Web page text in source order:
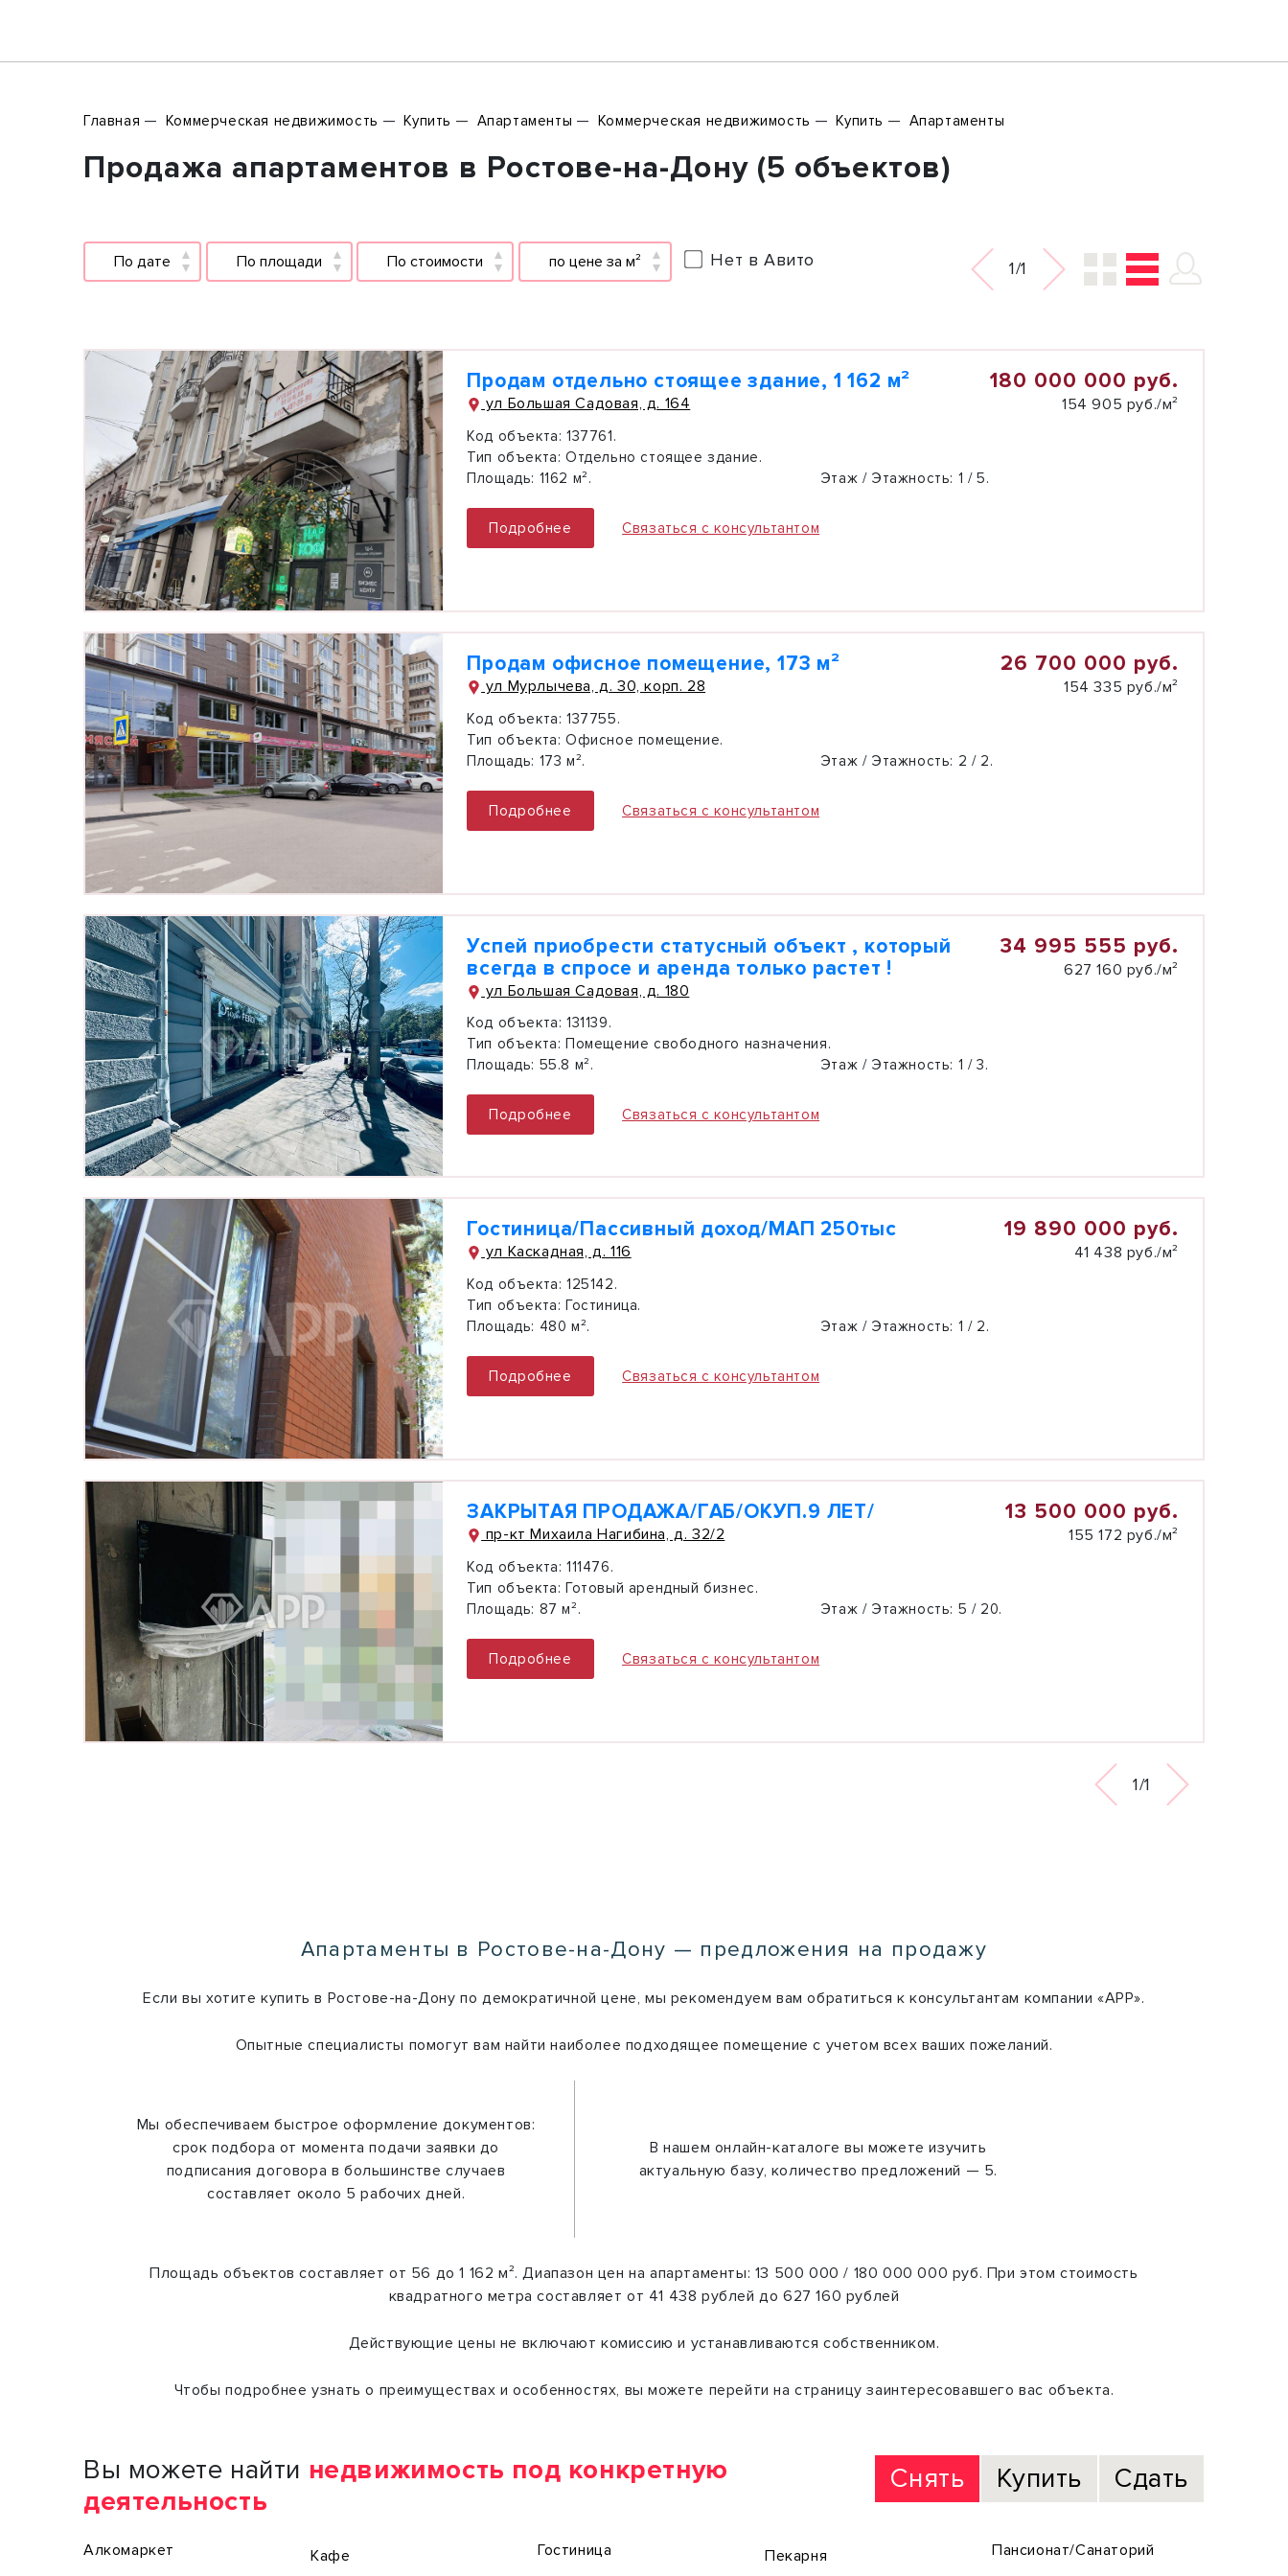
Главная Коммерческая недвижимость Купить Апартаменты Коммерческая недвижимость Купить Апартаменты
Продажа апартаментов в Ростове-на-Дону (5 объектов)
По дате По площади По стоимости по цене за м² Нет в Авито 1/1
Продам отдельно стоящее здание, 1 162 м²
ул Большая Садовая, д. 164
180 000 000 руб.
154 905 руб./м²
Код объекта: 137761.
Тип объекта: Отдельно стоящее здание.
Площадь: 1162 м². Этаж / Этажность: 1 / 5.
Подробнее Связаться с консультантом
Продам офисное помещение, 173 м²
ул Мурлычева, д. 30, корп. 28
26 700 000 руб.
154 335 руб./м²
Код объекта: 137755.
Тип объекта: Офисное помещение.
Площадь: 173 м². Этаж / Этажность: 2 / 2.
Подробнее Связаться с консультантом
Успей приобрести статусный объект , который
всегда в спросе и аренда только растет !
ул Большая Садовая, д. 180
34 995 555 руб.
627 160 руб./м²
Код объекта: 131139.
Тип объекта: Помещение свободного назначения.
Площадь: 55.8 м². Этаж / Этажность: 1 / 3.
Подробнее Связаться с консультантом
Гостиница/Пассивный доход/МАП 250тыс
ул Каскадная, д. 116
19 890 000 руб.
41 438 руб./м²
Код объекта: 125142.
Тип объекта: Гостиница.
Площадь: 480 м². Этаж / Этажность: 1 / 2.
Подробнее Связаться с консультантом
ЗАКРЫТАЯ ПРОДАЖА/ГАБ/ОКУП.9 ЛЕТ/
пр-кт Михаила Нагибина, д. 32/2
13 500 000 руб.
155 172 руб./м²
Код объекта: 111476.
Тип объекта: Готовый арендный бизнес.
Площадь: 87 м². Этаж / Этажность: 5 / 20.
Подробнее Связаться с консультантом
1/1
Апартаменты в Ростове-на-Дону — предложения на продажу
Если вы хотите купить в Ростове-на-Дону по демократичной цене, мы рекомендуем вам обратиться к консультантам компании «АРР».
Опытные специалисты помогут вам найти наиболее подходящее помещение с учетом всех ваших пожеланий.
Мы обеспечиваем быстрое оформление документов:
срок подбора от момента подачи заявки до
подписания договора в большинстве случаев
составляет около 5 рабочих дней.
В нашем онлайн-каталоге вы можете изучить
актуальную базу, количество предложений — 5.
Площадь объектов составляет от 56 до 1 162 м². Диапазон цен на апартаменты: 13 500 000 / 180 000 000 руб. При этом стоимость
квадратного метра составляет от 41 438 рублей до 627 160 рублей
Действующие цены не включают комиссию и устанавливаются собственником.
Чтобы подробнее узнать о преимуществах и особенностях, вы можете перейти на страницу заинтересовавшего вас объекта.
Вы можете найти недвижимость под конкретную
деятельность
Снять Купить Сдать
Алкомаркет
Кафе
Гостиница
Пекарня
Пансионат/Санаторий